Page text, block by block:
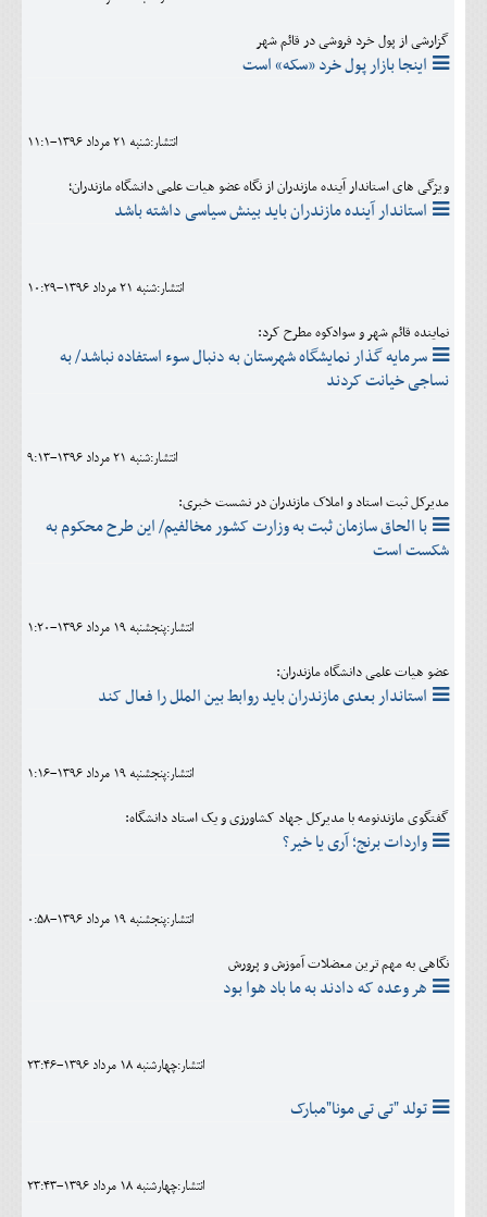
گزارشی از پول خرد فروشی در قائم شهر
اینجا بازار پول خرد «سکه» است
انتشار:شنبه 21 مرداد 1396-11:1
ویژگی های استاندار آینده مازندران از نگاه عضو هیات علمی دانشگاه مازندران؛
استاندار آینده مازندران باید بینش سیاسی داشته باشد
انتشار:شنبه 21 مرداد 1396-10:29
نماینده قائم شهر و سوادکوه مطرح کرد:
سرمایه گذار نمایشگاه شهرستان به دنبال سوء استفاده نباشد/ به
نساجی خیانت کردند
انتشار:شنبه 21 مرداد 1396-9:13
مدیرکل ثبت استاد و املاک مازندران در نشست خبری:
با الحاق سازمان ثبت به وزارت کشور مخالفیم/ این طرح محکوم به
شکست است
انتشار:پنجشنبه 19 مرداد 1396-1:20
عضو هیات علمی دانشگاه مازندران:
استاندار بعدی مازندران باید روابط بین الملل را فعال کند
انتشار:پنجشنبه 19 مرداد 1396-1:16
گفتگوی مازندنومه با مدیرکل جهاد کشاورزی و یک استاد دانشگاه:
واردات برنج؛ آری یا خیر؟
انتشار:پنجشنبه 19 مرداد 1396-0:58
نگاهی به مهم ترین معضلات آموزش و پرورش
ﻫﺮ ﻭﻋﺪه ﮐﻪ ﺩﺍﺩﻧﺪ ﺑﻪ ﻣﺎ ﺑﺎﺩ ﻫﻮﺍ ﺑﻮﺩ
انتشار:چهارشنبه 18 مرداد 1396-23:46
تولد "تی تی مونا"مبارک
انتشار:چهارشنبه 18 مرداد 1396-23:43